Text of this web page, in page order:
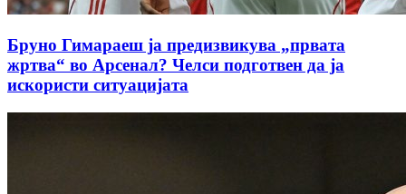
Бруно Гимараеш ја предизвикува „првата
жртва“ во Арсенал? Челси подготвен да ја
искористи ситуацијата